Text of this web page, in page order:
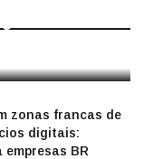
China
zonas francas de
digitais:
BR